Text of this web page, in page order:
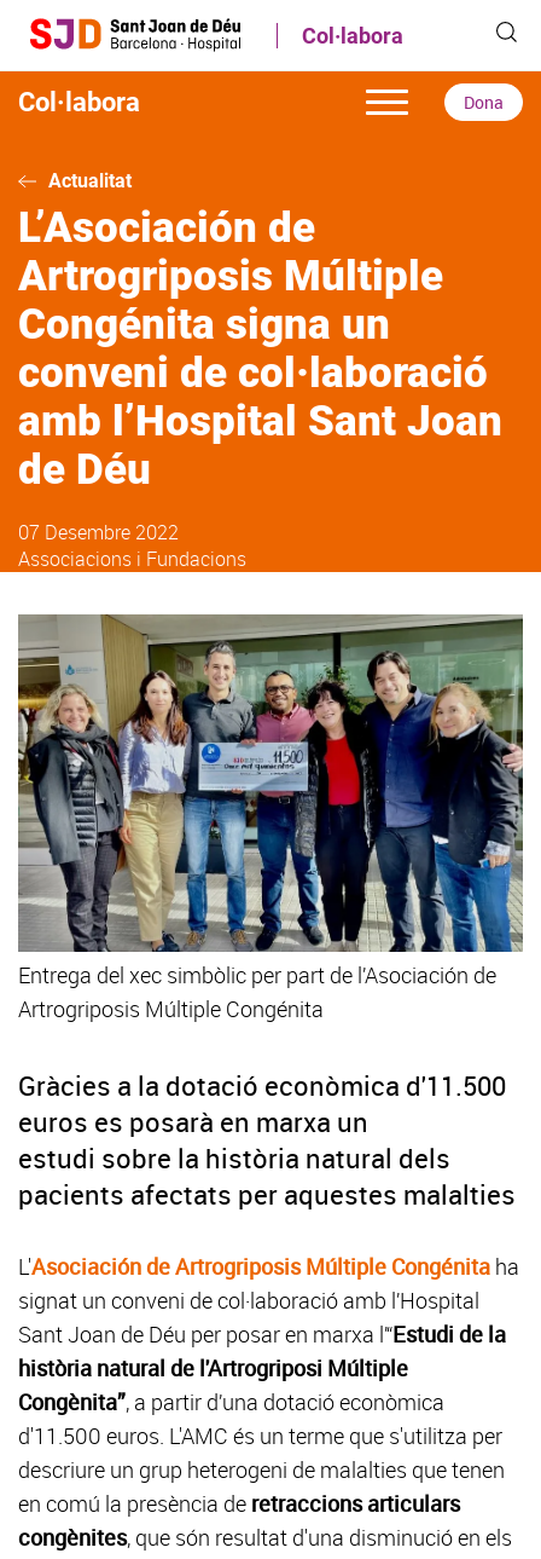
contingut
Col·labora
Col·labora Dona
Actualitat
L’Asociación de
Artrogriposis Múltiple
Congénita signa un
conveni de col·laboració
amb l’Hospital Sant Joan
de Déu
07 Desembre 2022
Associacions i Fundacions
Entrega del xec simbòlic per part de l’Asociación de
Artrogriposis Múltiple Congénita
Gràcies a la dotació econòmica d'11.500
euros es posarà en marxa un
estudi sobre la història natural dels
pacients afectats per aquestes malalties
L'Asociación de Artrogriposis Múltiple Congénita ha
signat un conveni de col·laboració amb l’Hospital
Sant Joan de Déu per posar en marxa l’“Estudi de la
història natural de l'Artrogriposi Múltiple
Congènita”, a partir d’una dotació econòmica
d'11.500 euros. L'AMC és un terme que s'utilitza per
descriure un grup heterogeni de malalties que tenen
en comú la presència de retraccions articulars
congènites, que són resultat d'una disminució en els